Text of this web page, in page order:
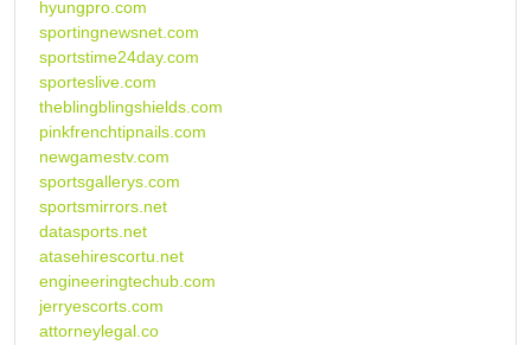
hyungpro.com
sportingnewsnet.com
sportstime24day.com
sporteslive.com
theblingblingshields.com
pinkfrenchtipnails.com
newgamestv.com
sportsgallerys.com
sportsmirrors.net
datasports.net
atasehirescortu.net
engineeringtechub.com
jerryescorts.com
attorneylegal.co